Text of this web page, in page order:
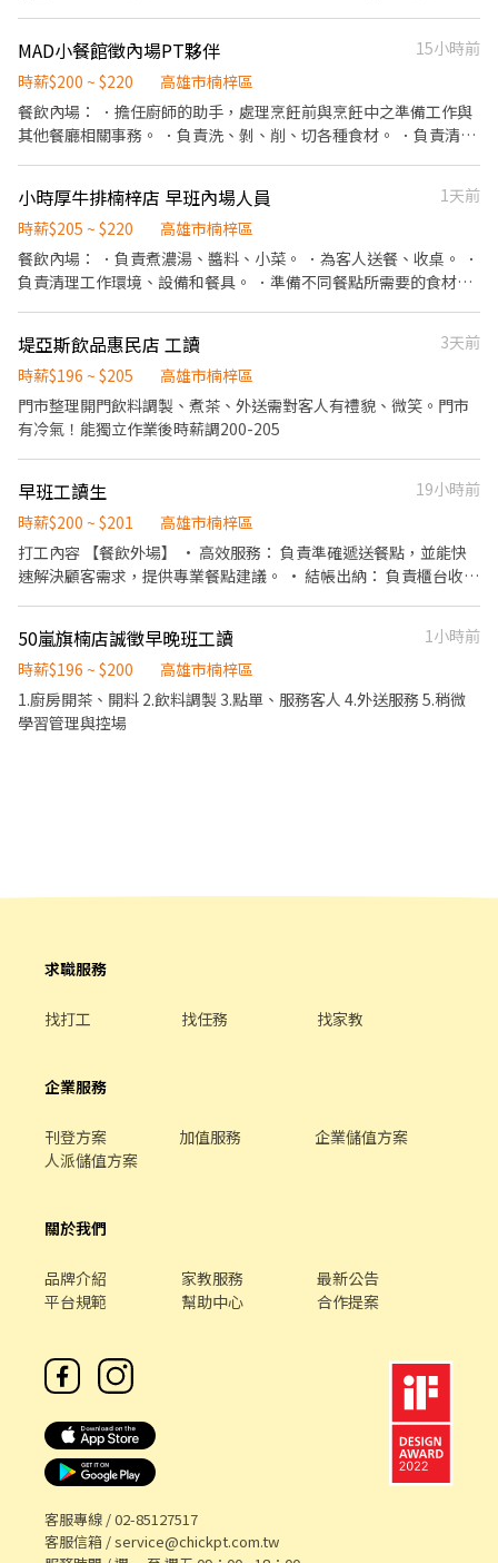
✔️生育獎勵金：$60,000（在職中出生） ✔️旅遊津貼：$12,000(當年
度到職，隔年享有) ✔️育兒津貼 ✔️0-7天帶薪享FUN假 ∞∞∞◢┃職
缺介紹┃◣∞∞∞ 📍工作地點:高雄市楠梓區內環北路.號 💼工作內
容:▪機台操作、產品測試、組裝、包裝等相關工作(需久站或久坐)
二 ☀日班 08:00-20:00 平均薪資 $32000元，加班費另計 ☁夜班
20:00-08:00 平均薪資 $38900元，加班費另計 ---------------------
----------- ∞∞∞◢┃詢問預約┃◣∞∞∞ ✅服務專員➠文文小姐
✅手機➠0932-733-893 ✅L.I.N.E.➠@826jcnfy(要加@唷) ✅【快速
加入】➠https://lin.ee/RDrxb6W
MAD小餐館徵內場PT夥伴
15小時前
時薪$200 ~ $220
高雄市楠梓區
餐飲內場： ．擔任廚師的助手，處理烹飪前與烹飪中之準備工作與
其他餐廳相關事務。 ．負責洗、剝、削、切各種食材。 ．負責清理
小時厚牛排楠梓店 早班內場人員
1天前
時薪$205 ~ $220
高雄市楠梓區
餐飲內場： ．負責煮濃湯、醬料、小菜。 ．為客人送餐、收桌。 ．
負責清理工作環境、設備和餐具。 ．準備不同餐點所需要的食材。
堤亞斯飲品惠民店 工讀
3天前
時薪$196 ~ $205
高雄市楠梓區
門市整理開門飲料調製、煮茶、外送需對客人有禮貌、微笑。門市
有冷氣！能獨立作業後時薪調200-205
早班工讀生
19小時前
時薪$200 ~ $201
高雄市楠梓區
打工內容 【餐飲外場】 • 高效服務： 負責準確遞送餐點，並能快
速解決顧客需求，提供專業餐點建議。 • 結帳出納： 負責櫃台收
助手，負責烹飪前與烹飪中的各項準備工作。 • 食材處理： 負責食
材的洗、剝、削、切等精細預處理。 • 出餐配合： 協助精確測量食
材份量，並負責餐點擺盤與打包外帶服務。 • 設備衛生： 維持廚房
設備與餐具的清潔與衛生管理。
50嵐旗楠店誠徵早晚班工讀
1小時前
時薪$196 ~ $200
高雄市楠梓區
1.廚房開茶、開料 2.飲料調製 3.點單、服務客人 4.外送服務 5.稍微
學習管理與控場
求職服務
找打工 找任務 找家教
企業服務
刊登方案 加值服務
企業儲值方案
人派儲值方案
關於我們
品牌介紹 家教服務
最新公告
平台規範
幫助中心 合作提案
客服專線 /02-85127517
客服信箱 /service@chickpt.com.tw